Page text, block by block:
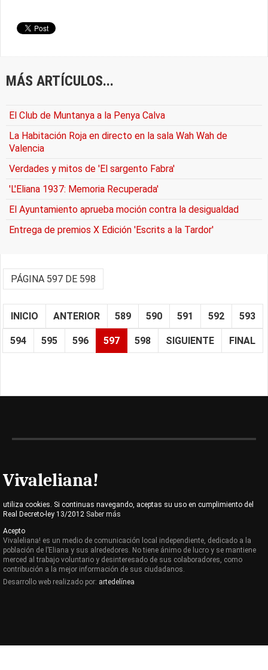
MÁS ARTÍCULOS...
El Club de Muntanya a la Penya Calva
La Habitación Roja en directo en la sala Wah Wah de
Valencia
Verdades y mitos de 'El sargento Fabra'
'L'Eliana 1937: Memoria Recuperada'
El Ayuntamiento aprueba moción contra la desigualdad
Entrega de premios X Edición 'Escrits a la Tardor'
PÁGINA 597 DE 598
INICIO ANTERIOR 589 590 591 592 593
594 595 596 597 598 SIGUIENTE FINAL
Vivaleliana!
utiliza cookies. Si continuas navegando, aceptas su uso en cumplimiento del
Real Decreto-ley 13/2012 Saber más
Acepto
Vivaleliana! es un medio de comunicación local independiente, dedicado a la
población de l’Eliana y sus alrededores. No tiene ánimo de lucro y se mantiene
merced al trabajo voluntario y desinteresado de sus colaboradores, como
contribución a la mejor información de sus ciudadanos.
Desarrollo web realizado por: artedelínea